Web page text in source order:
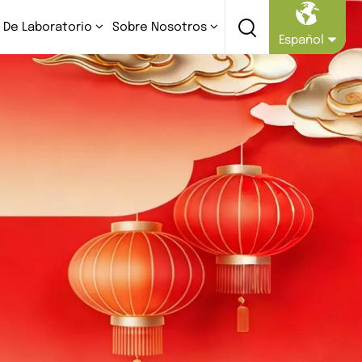
Laboratorio
Sobre Nosotros
Español
English
Русский
Español